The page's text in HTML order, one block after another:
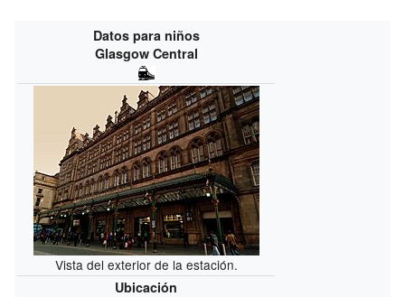
Datos para niños
Glasgow Central
Vista del exterior de la estación.
Ubicación